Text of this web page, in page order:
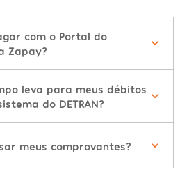
com o Portal do
Zapay?
leva para meus débitos
do DETRAN?
meus comprovantes?